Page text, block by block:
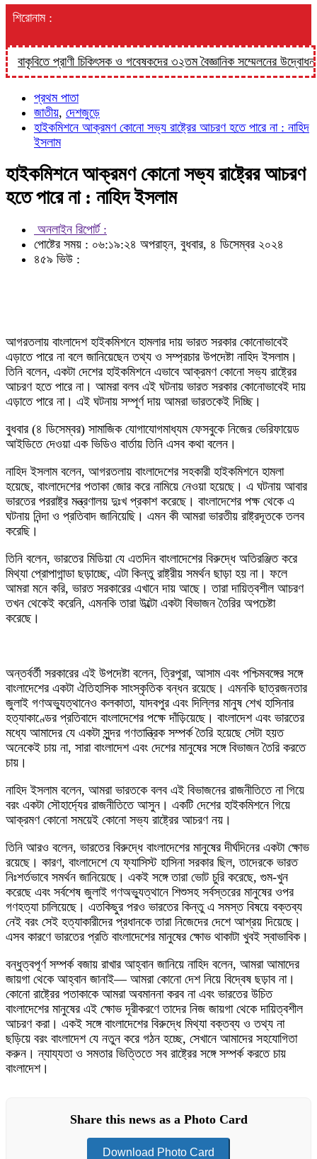
শিরোনাম :
প্রাণী চিকিৎসক ও গবেষকদের ৩২তম বৈজ্ঞানিক সম্মেলনের উদ্বোধন
প্রথম পাতা
জাতীয়, দেশজুড়ে
হাইকমিশনে আক্রমণ কোনো সভ্য রাষ্ট্রের আচরণ হতে পারে না : নাহিদ
ইসলাম
হাইকমিশনে আক্রমণ কোনো সভ্য রাষ্ট্রের আচরণ
হতে পারে না : নাহিদ ইসলাম
অনলাইন রিপোর্ট :
পোষ্টের সময় : ০৬:১৯:২৪ অপরাহ্ন, বুধবার, ৪ ডিসেম্বর ২০২৪
৪৫৯ ভিউ :
আগরতলায় বাংলাদেশ হাইকমিশনে হামলার দায় ভারত সরকার কোনোভাবেই
এড়াতে পারে না বলে জানিয়েছেন তথ্য ও সম্প্রচার উপদেষ্টা নাহিদ ইসলাম।
তিনি বলেন, একটা দেশের হাইকমিশনে এভাবে আক্রমণ কোনো সভ্য রাষ্ট্রের
আচরণ হতে পারে না। আমরা বলব এই ঘটনায় ভারত সরকার কোনোভাবেই দায়
এড়াতে পারে না। এই ঘটনায় সম্পূর্ণ দায় আমরা ভারতকেই দিচ্ছি।
বুধবার (৪ ডিসেম্বর) সামাজিক যোগাযোগমাধ্যম ফেসবুকে নিজের ভেরিফায়েড
আইডিতে দেওয়া এক ভিডিও বার্তায় তিনি এসব কথা বলেন।
নাহিদ ইসলাম বলেন, আগরতলায় বাংলাদেশের সহকারী হাইকমিশনে হামলা
হয়েছে, বাংলাদেশের পতাকা জোর করে নামিয়ে নেওয়া হয়েছে। এ ঘটনায় আবার
ভারতের পররাষ্ট্র মন্ত্রণালয় দুঃখ প্রকাশ করেছে। বাংলাদেশের পক্ষ থেকে এ
ঘটনায় নিন্দা ও প্রতিবাদ জানিয়েছি। এমন কী আমরা ভারতীয় রাষ্ট্রদূতকে তলব
করেছি।
তিনি বলেন, ভারতের মিডিয়া যে এতদিন বাংলাদেশের বিরুদ্ধে অতিরঞ্জিত করে
মিথ্যা প্রোপাগান্ডা ছড়াচ্ছে, এটা কিন্তু রাষ্ট্রীয় সমর্থন ছাড়া হয় না। ফলে
আমরা মনে করি, ভারত সরকারের এখানে দায় আছে। তারা দায়িত্বশীল আচরণ
তখন থেকেই করেনি, এমনকি তারা উল্টো একটা বিভাজন তৈরির অপচেষ্টা
করেছে।
অন্তর্বর্তী সরকারের এই উপদেষ্টা বলেন, ত্রিপুরা, আসাম এবং পশ্চিমবঙ্গের সঙ্গে
বাংলাদেশের একটা ঐতিহাসিক সাংস্কৃতিক বন্ধন রয়েছে। এমনকি ছাত্রজনতার
জুলাই গণঅভ্যুত্থানেও কলকাতা, যাদবপুর এবং দিল্লির মানুষ শেখ হাসিনার
হত্যাকাণ্ডের প্রতিবাদে বাংলাদেশের পক্ষে দাঁড়িয়েছে। বাংলাদেশ এবং ভারতের
মধ্যে আমাদের যে একটা সুন্দর গণতান্ত্রিক সম্পর্ক তৈরি হয়েছে সেটা হয়ত
অনেকেই চায় না, সারা বাংলাদেশ এবং দেশের মানুষের সঙ্গে বিভাজন তৈরি করতে
চায়।
নাহিদ ইসলাম বলেন, আমরা ভারতকে বলব এই বিভাজনের রাজনীতিতে না গিয়ে
বরং একটা সৌহার্দ্যের রাজনীতিতে আসুন। একটি দেশের হাইকমিশনে গিয়ে
আক্রমণ কোনো সময়েই কোনো সভ্য রাষ্ট্রের আচরণ নয়।
তিনি আরও বলেন, ভারতের বিরুদ্ধে বাংলাদেশের মানুষের দীর্ঘদিনের একটা ক্ষোভ
রয়েছে। কারণ, বাংলাদেশে যে ফ্যাসিস্ট হাসিনা সরকার ছিল, তাদেরকে ভারত
নিঃশর্তভাবে সমর্থন জানিয়েছে। একই সঙ্গে তারা ভোট চুরি করেছে, গুম-খুন
করেছে এবং সর্বশেষ জুলাই গণঅভ্যুত্থানে শিশুসহ সর্বস্তরের মানুষের ওপর
গণহত্যা চালিয়েছে। এতকিছুর পরও ভারতের কিন্তু এ সমস্ত বিষয়ে বক্তব্য
নেই বরং সেই হত্যাকারীদের প্রধানকে তারা নিজেদের দেশে আশ্রয় দিয়েছে।
এসব কারণে ভারতের প্রতি বাংলাদেশের মানুষের ক্ষোভ থাকাটা খুবই স্বাভাবিক।
বন্ধুত্বপূর্ণ সম্পর্ক বজায় রাখার আহ্বান জানিয়ে নাহিদ বলেন, আমরা আমাদের
জায়গা থেকে আহ্বান জানাই— আমরা কোনো দেশ নিয়ে বিদ্বেষ ছড়াব না।
কোনো রাষ্ট্রের পতাকাকে আমরা অবমাননা করব না এবং ভারতের উচিত
বাংলাদেশের মানুষের এই ক্ষোভ দূরীকরণে তাদের নিজ জায়গা থেকে দায়িত্বশীল
আচরণ করা। একই সঙ্গে বাংলাদেশের বিরুদ্ধে মিথ্যা বক্তব্য ও তথ্য না
ছড়িয়ে বরং বাংলাদেশ যে নতুন করে গঠন হচ্ছে, সেখানে আমাদের সহযোগিতা
করুন। ন্যায্যতা ও সমতার ভিত্তিতে সব রাষ্ট্রের সঙ্গে সম্পর্ক করতে চায়
বাংলাদেশ।
Share this news as a Photo Card
Download Photo Card